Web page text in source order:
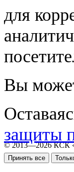
для
Вы
защиты
Принять все
© 2013—2026 КСК